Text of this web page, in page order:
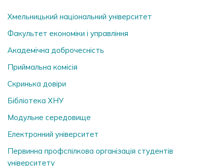
Хмельницький національний університет
Факультет економіки і управління
Академічна доброчесність
Приймальна комісія
Скринька довiри
Бібліотека ХНУ
Модульне середовище
Електронний університет
Первинна профспілкова організація студентів
університету